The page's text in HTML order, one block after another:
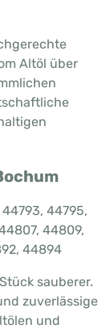
Altöl über
44795,
44809,
44894
sauberer.
zuverlässige
und